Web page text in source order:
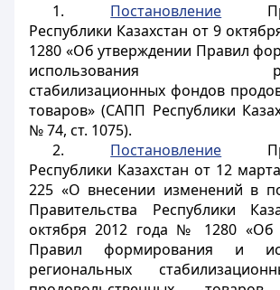
1. Постановление
Республики Казахстан от 9
1280 «Об утверждении Правил
использования
стабилизационных фондов
товаров» (САПП Республики
№ 74, ст. 1075).
2. Постановление
Республики Казахстан от 12
225 «О внесении изменений в
Правительства Республики
октября 2012 года № 1280 «Об
Правил формирования и
региональных